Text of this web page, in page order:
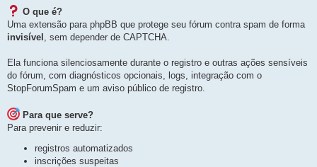
o
r
i
t
e
s
t
o
s
g
e
m
r
i
t
o
s
t
a
o
e
O que é?
Uma extensão para phpBB que protege seu fórum contra spam de forma
invisível , sem depender de CAPTCHA.
Ela funciona silenciosamente durante o registro e outras ações sensíveis
do fórum, com diagnósticos opcionais, logs, integração com o
StopForumSpam e um aviso público de registro.
Para que serve?
Para prevenir e reduzir:
registros automatizados
inscrições suspeitas